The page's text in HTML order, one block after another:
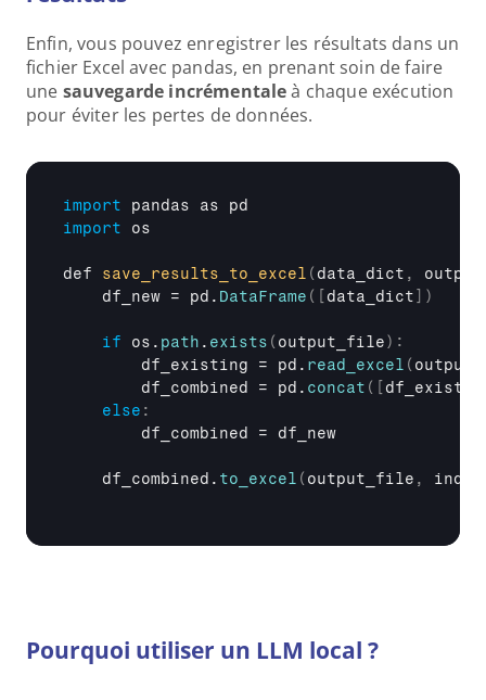
Enfin, vous pouvez enregistrer les résultats dans un
fichier Excel avec pandas, en prenant soin de faire
une sauvegarde incrémentale à chaque exécution
pour éviter les pertes de données.
import pandas as pd
import
os
def save_results_to_excel ( data_dict ,
df_new = pd . DataFrame ( data_dict )
if os . path . exists ( output_file) :
df_existing = pd . read_excel (
df_combined
= pd . concat (
else :
df_combined
= df_new
df_combined . to_excel ( output_file , index
Pourquoi utiliser un LLM local ?